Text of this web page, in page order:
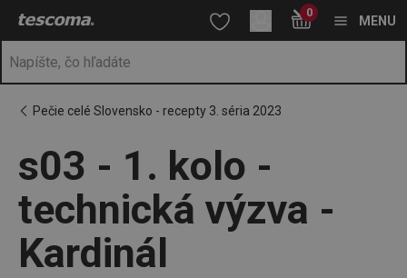
Nachádzate sa na stránke s03 - 1. kolo - technická výzva -
Prejsť na hlavný obsah
Prejsť na vyhľadávanie
Prejsť na navigáciu 0
MENU
Pečie celé Slovensko - recepty 3. séria 2023
s03 - 1. kolo -
technická výzva -
Kardinál